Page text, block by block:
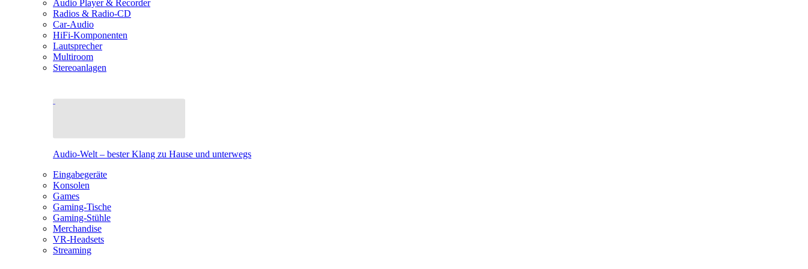
Audio Player & Recorder
Radios & Radio-CD
Car-Audio
HiFi-Komponenten
Lautsprecher
Multiroom
Stereoanlagen
Audio-Welt – bester Klang zu Hause und unterwegs
Eingabegeräte
Konsolen
Games
Gaming-Tische
Gaming-Stühle
Merchandise
VR-Headsets
Streaming